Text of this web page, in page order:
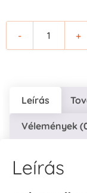
- +
Leírás
Vélemények
Leírás